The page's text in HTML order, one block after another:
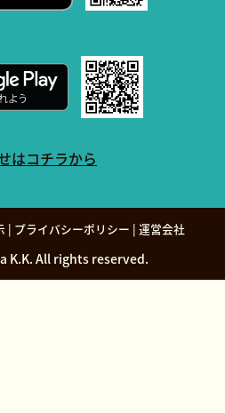
はコチラから
| プライバシーポリシー | 運営会社
K.K. All rights reserved.